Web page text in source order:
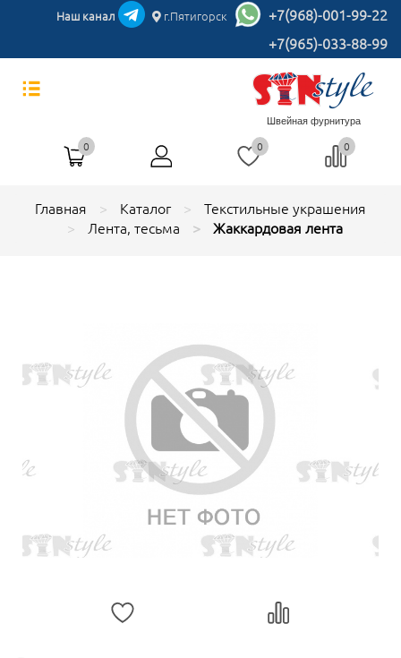
Наш канал г.Пятигорск
+7(968)-001-99-22
+7(965)-033-88-99
Швейная фурнитура
0 0 0
Главная Каталог
Текстильные украшения
Лента, тесьма
Жаккардовая лента